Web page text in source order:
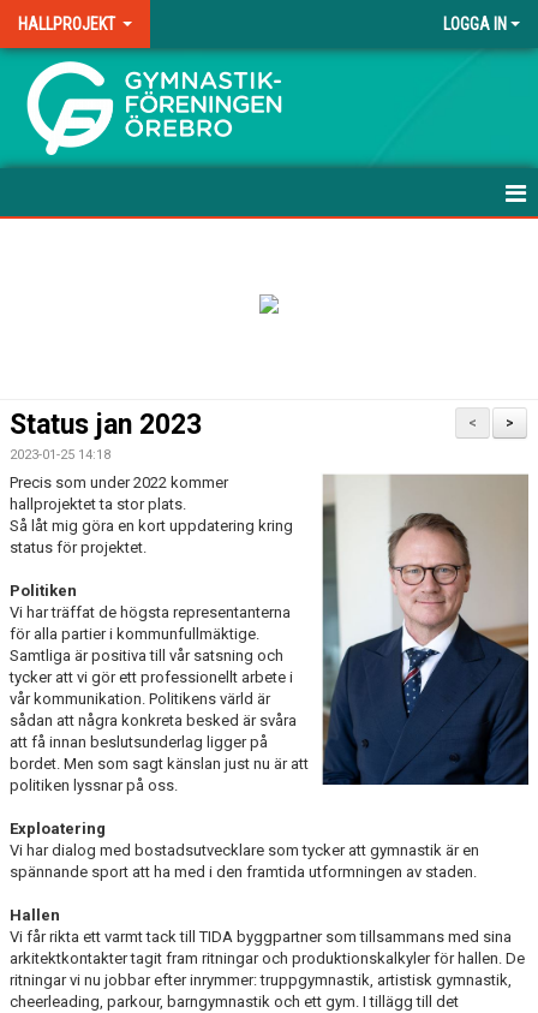
HALLPROJEKT LOGGA IN
.
>
<
Status jan 2023
2023-01-25 14:18
Precis som under 2022 kommer
hallprojektet ta stor plats.
Så låt mig göra en kort uppdatering kring
status för projektet.
Politiken
Vi har träffat de högsta representanterna
för alla partier i kommunfullmäktige.
Samtliga är positiva till vår satsning och
tycker att vi gör ett professionellt arbete i
vår kommunikation. Politikens värld är
sådan att några konkreta besked är svåra
att få innan beslutsunderlag ligger på
bordet. Men som sagt känslan just nu är att
politiken lyssnar på oss.
Exploatering
Vi har dialog med bostadsutvecklare som tycker att gymnastik är en
spännande sport att ha med i den framtida utformningen av staden.
Hallen
Vi får rikta ett varmt tack till TIDA byggpartner som tillsammans med sina
arkitektkontakter tagit fram ritningar och produktionskalkyler för hallen. De
ritningar vi nu jobbar efter inrymmer: truppgymnastik, artistisk gymnastik,
cheerleading, parkour, barngymnastik och ett gym. I tillägg till det